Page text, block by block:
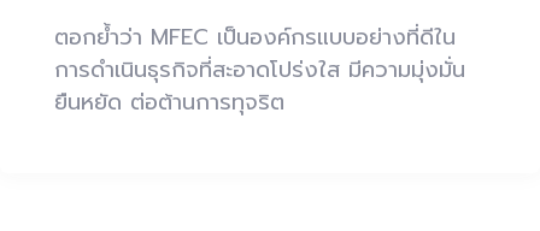
ตอกย้ำว่า MFEC เป็นองค์กรแบบอย่างที่ดีใน
การดำเนินธุรกิจที่สะอาดโปร่งใส มีความมุ่งมั่น
ยืนหยัด ต่อต้านการทุจริต